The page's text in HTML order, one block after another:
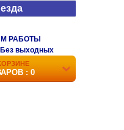
РАБОТЫ
выходных
: 0